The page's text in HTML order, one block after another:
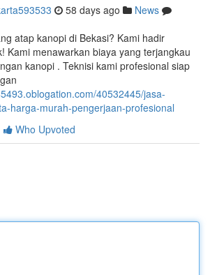
58 days ago
News
atap kanopi di Bekasi? Kami hadir
Kami menawarkan biaya yang terjangkau
kanopi . Teknisi kami profesional siap
40532445/jasa-
harga-murah-pengerjaan-profesional
Who Upvoted